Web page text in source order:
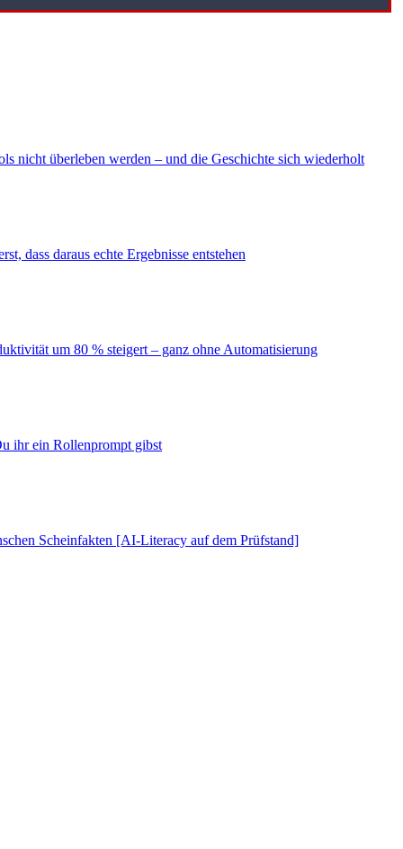
nicht überleben werden – und die Geschichte sich wiederholt
dass daraus echte Ergebnisse entstehen
um 80 % steigert – ganz ohne Automatisierung
ihr ein Rollenprompt gibst
Scheinfakten [AI-Literacy auf dem Prüfstand]